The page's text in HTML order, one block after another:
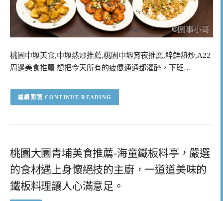
桃園中壢美食,中壢熱炒推薦,桃園中壢宵夜推薦,醉鮮熱炒,A22
周邊美食推薦 想把今天所有的疲憊通通都灌醉，下班…
CONTINUE READING
桃園大園青埔美食推薦-海童鐵板料亭，嚴選
的食材遇上身懷絕技的主廚，一道道美味的
鐵板料理讓人心滿意足。